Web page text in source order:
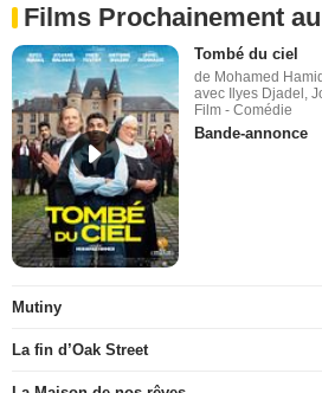
Films Prochainement
Tombé du ciel
de Mohamed
avec Ilyes Djadel,
Film - Comédie
Bande-annonce
Mutiny
La fin d’Oak Street